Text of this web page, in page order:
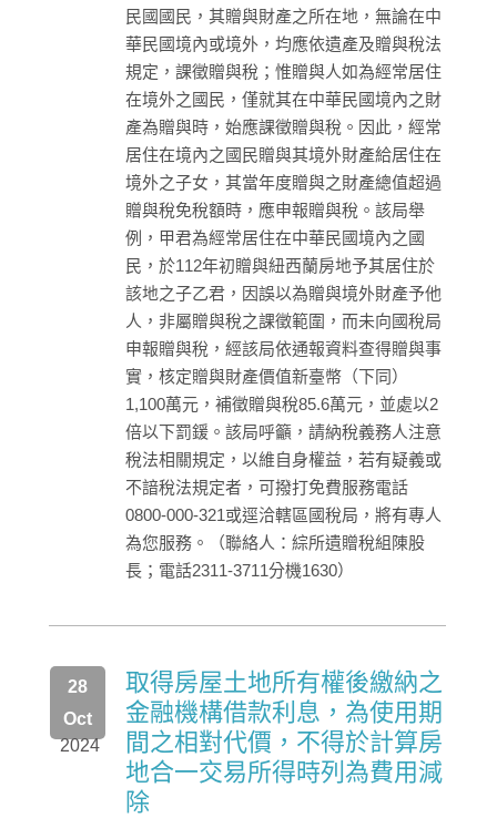
民國國民，其贈與財產之所在地，無論在中
華民國境內或境外，均應依遺產及贈與稅法
規定，課徵贈與稅；惟贈與人如為經常居住
在境外之國民，僅就其在中華民國境內之財
產為贈與時，始應課徵贈與稅。因此，經常
居住在境內之國民贈與其境外財產給居住在
境外之子女，其當年度贈與之財產總值超過
贈與稅免稅額時，應申報贈與稅。該局舉
例，甲君為經常居住在中華民國境內之國
民，於112年初贈與紐西蘭房地予其居住於
該地之子乙君，因誤以為贈與境外財產予他
人，非屬贈與稅之課徵範圍，而未向國稅局
申報贈與稅，經該局依通報資料查得贈與事
實，核定贈與財產價值新臺幣（下同）
1,100萬元，補徵贈與稅85.6萬元，並處以2
倍以下罰鍰。該局呼籲，請納稅義務人注意
稅法相關規定，以維自身權益，若有疑義或
不諳稅法規定者，可撥打免費服務電話
0800-000-321或逕洽轄區國稅局，將有專人
為您服務。（聯絡人：綜所遺贈稅組陳股
長；電話2311-3711分機1630）
2024
28
Oct
取得房屋土地所有權後繳納之
金融機構借款利息，為使用期
間之相對代價，不得於計算房
地合一交易所得時列為費用減
除